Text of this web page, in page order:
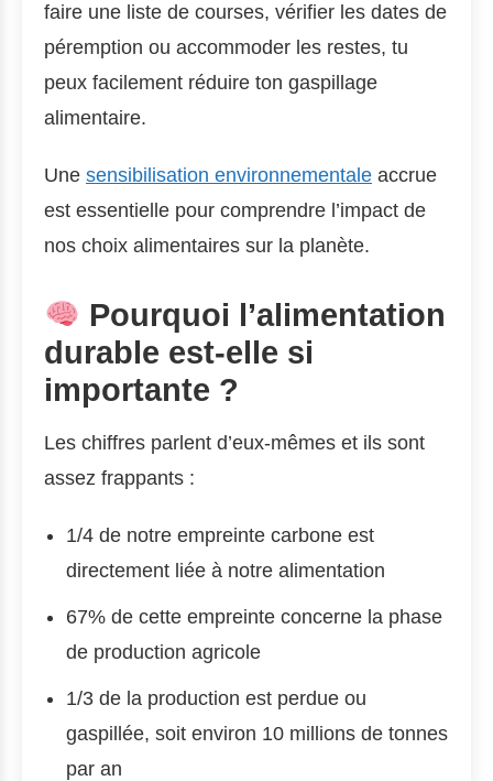
faire une liste de courses, vérifier les dates de
péremption ou accommoder les restes, tu
peux facilement réduire ton gaspillage
alimentaire.
Une sensibilisation environnementale accrue
est essentielle pour comprendre l’impact de
nos choix alimentaires sur la planète.
Pourquoi l’alimentation
durable est-elle si
importante ?
Les chiffres parlent d’eux-mêmes et ils sont
assez frappants :
1/4 de notre empreinte carbone est
directement liée à notre alimentation
67% de cette empreinte concerne la phase
de production agricole
1/3 de la production est perdue ou
gaspillée, soit environ 10 millions de tonnes
par an